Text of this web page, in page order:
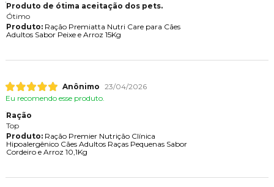
Produto de ótima aceitação dos pets.
Ótimo
Produto:Ração Premiatta Nutri Care para Cães
Adultos Sabor Peixe e Arroz 15Kg
Anônimo 23/04/2026
Eu recomendo esse produto.
Ração
Top
Produto:Ração Premier Nutrição Clínica
Hipoalergênico Cães Adultos Raças Pequenas Sabor
Cordeiro e Arroz 10,1Kg